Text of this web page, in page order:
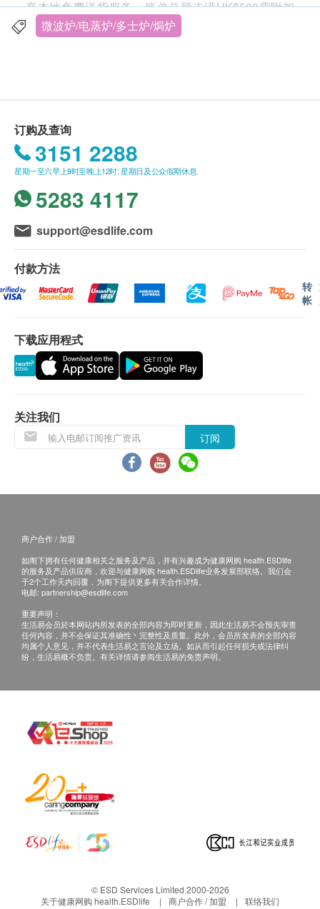
享本地免费送货服务。账单总额未满HK$500需附加
HK$100运费。
认。倘若生活易未能提供任何订单上的货品，生活易
有权拒绝接受该订单，并且会於送货前透过电话或电
邮通知顾客再作安排。
一般条款
1. 所有出售之货品均不设退款。
2. 此产品由誉京国际有限公司提供。
3. 如有任何争议，誉京国际有限公司 及健康生活易保
留最终决议权。
1. 当顾客收取已订购之货品时，有责任检查货品是否
有损毁情况，一经确认签收，恕不接受退换。
2. 退换产品必须包装完整，如退换之产品有任何残缺
3. 如有其他损坏或遗漏查询，顾客必须保留有效收据
正本，并於送货後3个工作天内按下列方式联络誉京
国际有限公司客户服务部跟进。
电邮: leokinginternational@gmail.com
微波炉/电蒸炉/多士炉/焗炉
订购及查询
3151 2288
星期一至六早上9时至晚上12时; 星期日及公众假期休息
5283 4117
support@esdlife.com
付款方法
转
帐
下载应用程式
关注我们
订阅
商户合作 / 加盟
如阁下拥有任何健康相关之服务及产品，并有兴趣成为健康网购 health.ESDlife
的服务及产品供应商，欢迎与健康网购 health.ESDlife业务发展部联络。我们会
于2个工作天内回覆，为阁下提供更多有关合作详情。
电邮: partnership@esdlife.com
重要声明：
生活易会员於本网站内所发表的全部内容为即时更新，因此生活易不会预先审查
任何内容，并不会保证其准确性丶完整性及质量。此外，会员所发表的全部内容
均属个人意见，并不代表生活易之言论及立场。如从而引起任何损失或法律纠
纷，生活易概不负责。有关详情请参阅生活易的免责声明。
© ESD Services Limited 2000-2026
关于健康网购 health.ESDlife
商户合作 / 加盟
联络我们